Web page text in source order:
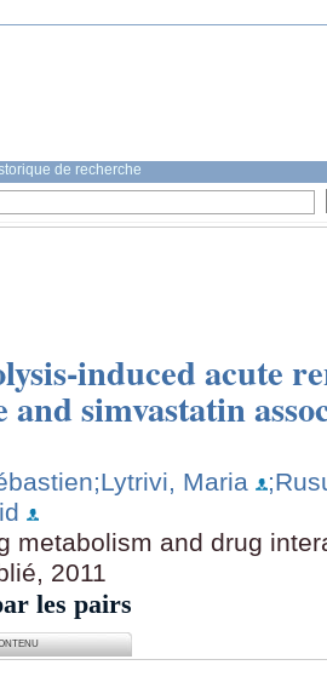
de recherche
induced acute
simvastatin
;Lytrivi, Maria
metabolism and drug
2011
les pairs